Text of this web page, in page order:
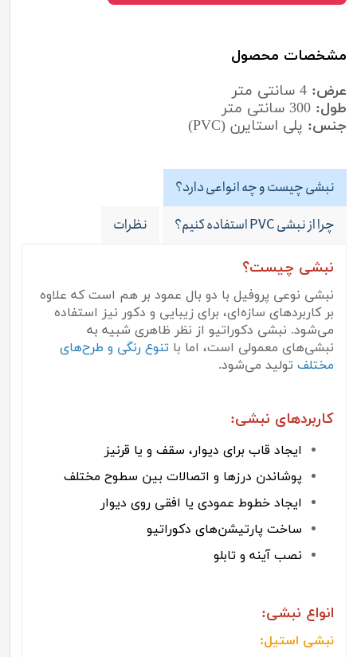
مشخصات محصول
عرض: 4 سانتی متر
طول: 300 سانتی متر
جنس: پلی استایرن (PVC)
نبشی چیست و چه انواعی دارد؟
چرا از نبشی PVC استفاده کنیم؟
نظرات
نبشی چیست؟
نبشی نوعی پروفیل با دو بال عمود بر هم است که علاوه
بر کاربردهای سازه‌ای، برای زیبایی و دکور نیز استفاده
می‌شود. نبشی دکوراتیو از نظر ظاهری شبیه به
نبشی‌های معمولی است، اما با تنوع رنگی و طرح‌های
مختلف تولید می‌شود.
کاربردهای نبشی:
ایجاد قاب برای دیوار، سقف و یا قرنیز
پوشاندن درزها و اتصالات بین سطوح مختلف
ایجاد خطوط عمودی یا افقی روی دیوار
ساخت پارتیشن‌های دکوراتیو
نصب آینه و تابلو
انواع نبشی:
نبشی استیل: